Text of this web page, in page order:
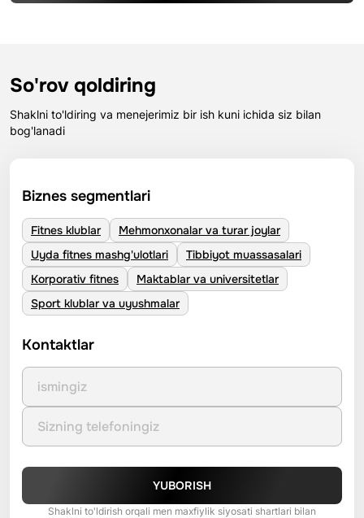
So'rov qoldiring
Shaklni to'ldiring va menejerimiz bir ish kuni ichida siz bilan
bog'lanadi
Biznes segmentlari
Fitnes klublar
Mehmonxonalar va turar joylar
Uyda fitnes mashg'ulotlari
Tibbiyot muassasalari
Korporativ fitnes
Maktablar va universitetlar
Sport klublar va uyushmalar
Kontaktlar
YUBORISH
Shaklni to'ldirish orqali men maxfiylik siyosati shartlari bilan